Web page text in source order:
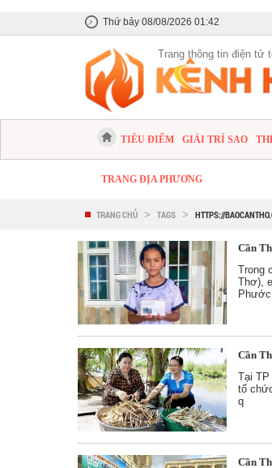
Thứ bảy 08/08/2026 01:42
Trang thông tin điện tử
TIÊU ĐIỂM GIẢI TRÍ SAO
TRANG ĐỊA PHƯƠNG
TRANG CHỦ > TAGS > HTTPS://
Cần
Trong
Thơ),
Cần
Tại
tổ
q
Cần